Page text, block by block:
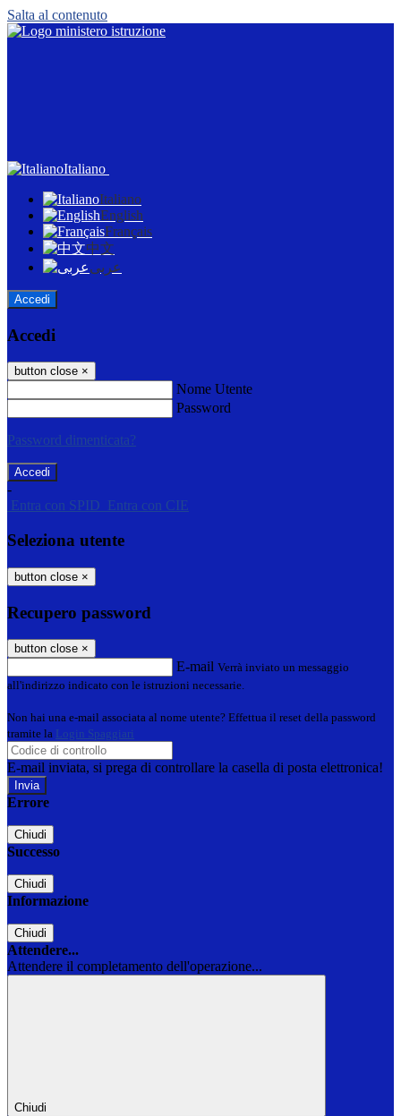
Salta al contenuto
Italiano
Italiano
English
Français
中文
عربى
Accedi
Accedi
button close ×
Nome Utente
Password
Password dimenticata?
-
Entra con SPID
Entra con CIE
Seleziona utente
button close ×
Recupero password
button close ×
E-mail Verrà inviato un messaggio
all'indirizzo indicato con le istruzioni necessarie.
Non hai una e-mail associata al nome utente? Effettua il reset della password
tramite la Login Spaggiari
E-mail inviata, si prega di controllare la casella di posta elettronica!
Errore
Chiudi
Successo
Chiudi
Informazione
Chiudi
Attendere...
Attendere il completamento dell'operazione...
Chiudi